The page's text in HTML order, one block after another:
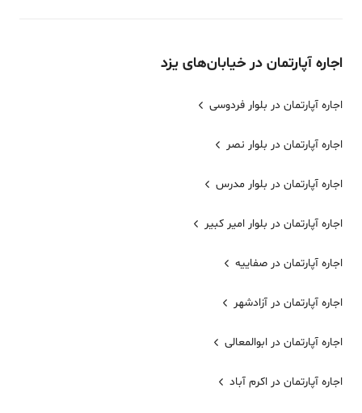
اجاره آپارتمان در خیابان‌های یزد
اجاره آپارتمان در بلوار فردوسی
اجاره آپارتمان در بلوار نصر
اجاره آپارتمان در بلوار مدرس
اجاره آپارتمان در بلوار امیر کبیر
اجاره آپارتمان در صفاییه
اجاره آپارتمان در آزادشهر
اجاره آپارتمان در ابوالمعالی
اجاره آپارتمان در اکرم آباد